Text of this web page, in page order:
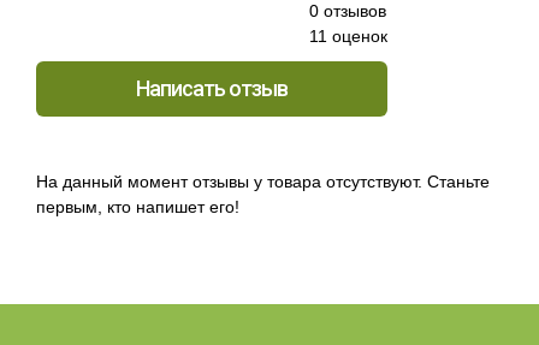
0 отзывов
11 оценок
Написать отзыв
На данный момент отзывы у товара отсутствуют. Станьте
первым, кто напишет его!